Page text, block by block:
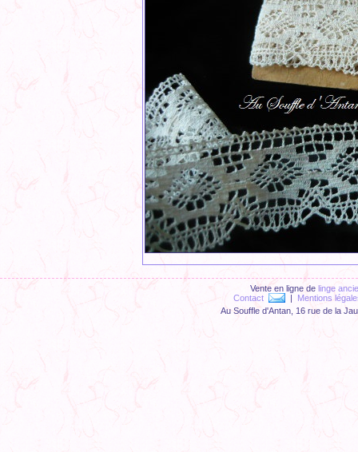
Vente en ligne delinge
Contact
| Mentions
Au Souffle d'Antan, 16 rue de la